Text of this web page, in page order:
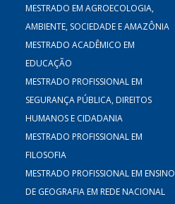
MESTRADO EM AGROECOLOGIA,
AMBIENTE, SOCIEDADE E AMAZÔNIA
MESTRADO ACADÊMICO EM
EDUCAÇÃO
MESTRADO PROFISSIONAL EM
SEGURANÇA PÚBLICA, DIREITOS
HUMANOS E CIDADANIA
MESTRADO PROFISSIONAL EM
FILOSOFIA
MESTRADO PROFISSIONAL EM ENSINO
DE GEOGRAFIA EM REDE NACIONAL